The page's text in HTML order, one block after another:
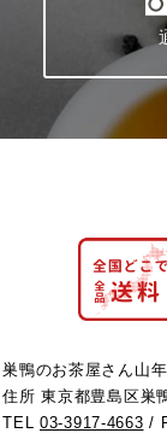
巣鴨のお茶屋さん山
住所 東京都豊島区巣
TEL03-3917-4663 /